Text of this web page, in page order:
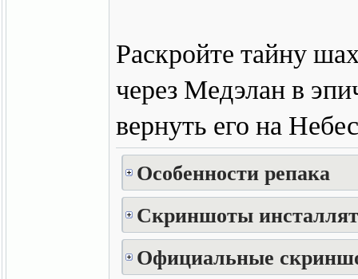
Раскройте тайну
через Медэлан в
вернуть его на
Особенности репака
Скриншоты
Официальные